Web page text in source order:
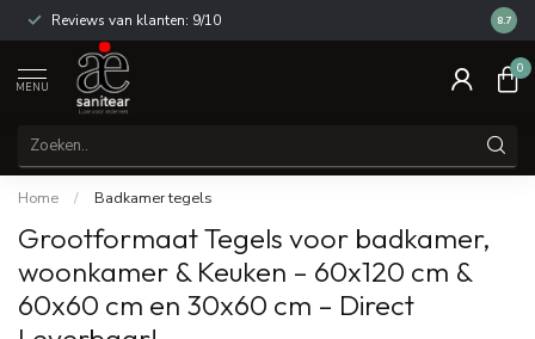
Reviews van klanten: 9/10 14
8.7
MENU
0
Home / Badkamer tegels
Grootformaat Tegels voor badkamer,
woonkamer & Keuken – 60x120 cm &
60x60 cm en 30x60 cm – Direct